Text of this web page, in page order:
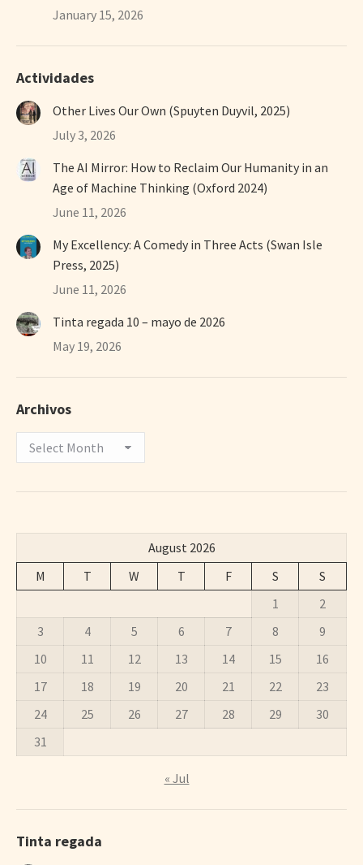
January 15, 2026
Actividades
Other Lives Our Own (Spuyten Duyvil, 2025)
July 3, 2026
The AI Mirror: How to Reclaim Our Humanity in an
Age of Machine Thinking (Oxford 2024)
June 11, 2026
My Excellency: A Comedy in Three Acts (Swan Isle
Press, 2025)
June 11, 2026
Tinta regada 10 – mayo de 2026
May 19, 2026
Archivos
Archivos
August 2026
M
T W T F S
S
1
2
3
4 5 6 7 8
9
10
11 12 13 14 15
16
17
18 19 20 21 22
23
24
25 26 27 28 29
30
31
« Jul
Tinta regada